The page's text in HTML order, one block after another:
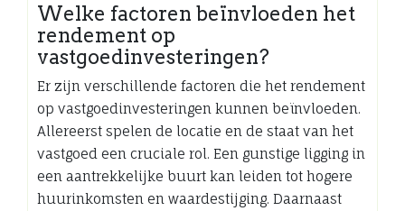
Welke factoren beïnvloeden het
rendement op
vastgoedinvesteringen?
Er zijn verschillende factoren die het rendement
op vastgoedinvesteringen kunnen beïnvloeden.
Allereerst spelen de locatie en de staat van het
vastgoed een cruciale rol. Een gunstige ligging in
een aantrekkelijke buurt kan leiden tot hogere
huurinkomsten en waardestijging. Daarnaast